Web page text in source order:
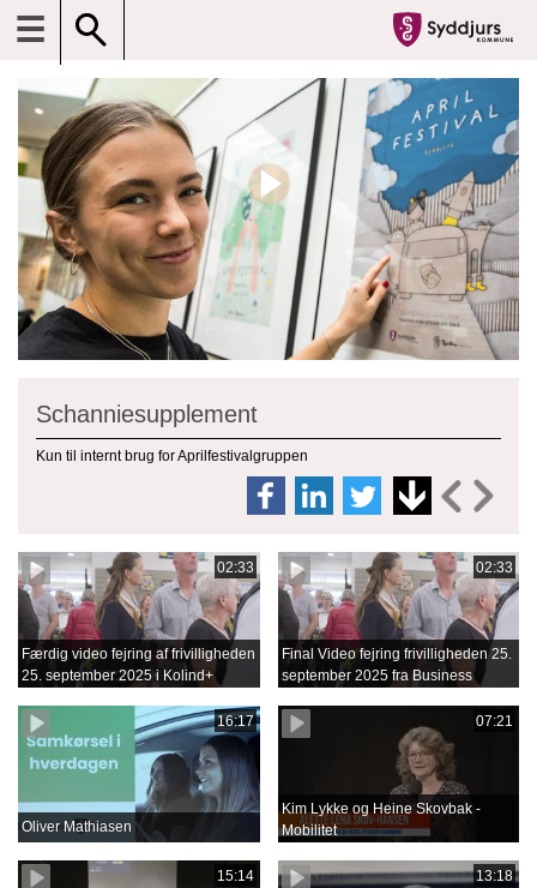
☰
Schanniesupplement
Kun til internt brug for Aprilfestivalgruppen
02:33
Færdig video fejring af frivilligheden
25. september 2025 i Kolind+
02:33
Final Video fejring frivilligheden 25.
september 2025 fra Business
16:17
Oliver Mathiasen
07:21
Kim Lykke og Heine Skovbak -
Mobilitet
15:14 13:18